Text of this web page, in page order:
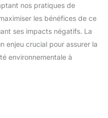
nos pratiques de
les bénéfices de ce
ses impacts négatifs. La
enjeu crucial pour assurer la
environnementale à